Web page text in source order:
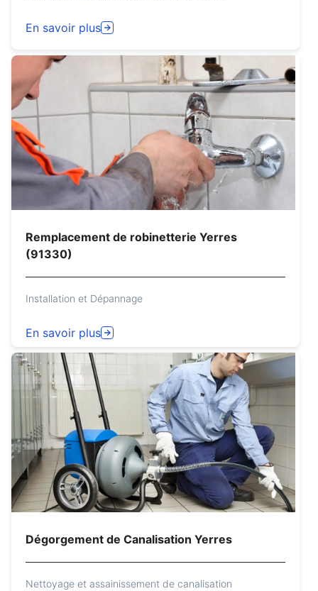
En savoir plus
Remplacement de robinetterie Yerres
(91330)
Installation et Dépannage
En savoir plus
Dégorgement de Canalisation Yerres
Nettoyage et assainissement de canalisation